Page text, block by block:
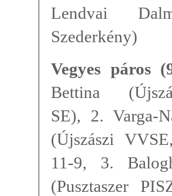
Lendvai
Szederkény)
Vegyes páros
Bettina
SE), 2. Varga-
(Újszászi
11-9, 3.
(Pusztaszer